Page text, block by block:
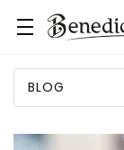
BLOG